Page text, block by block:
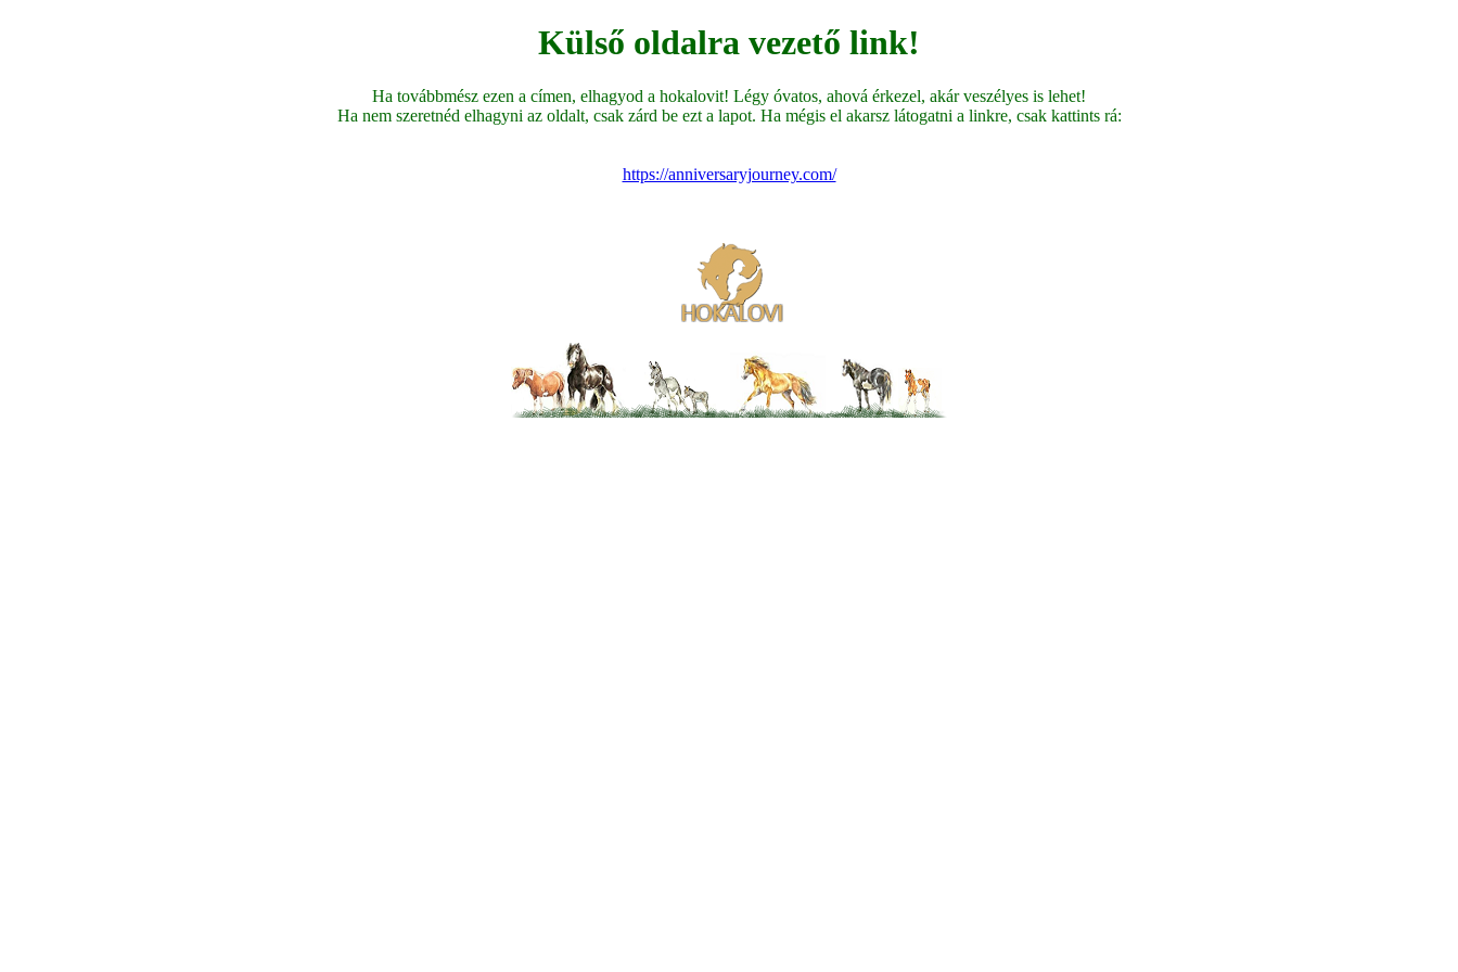
Külső oldalra vezető link!
Ha továbbmész ezen a címen, elhagyod a hokalovit! Légy óvatos, ahová érkezel, akár veszélyes is lehet!
Ha nem szeretnéd elhagyni az oldalt, csak zárd be ezt a lapot. Ha mégis el akarsz látogatni a linkre, csak kattints rá:
https://anniversaryjourney.com/